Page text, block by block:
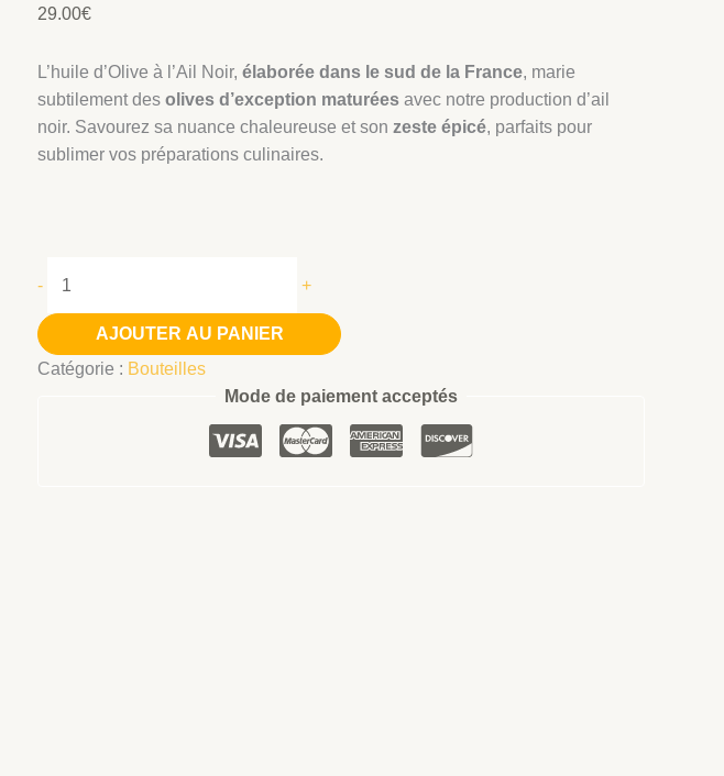
29.00€
L’huile d’Olive à l’Ail Noir, élaborée dans le sud de la France, marie
subtilement des olives d’exception maturées avec notre production d’ail
noir. Savourez sa nuance chaleureuse et son zeste épicé, parfaits pour
sublimer vos préparations culinaires.
-
de
d'Olive
à
+
AJOUTER AU PANIER
Catégorie : Bouteilles
Mode de paiement acceptés